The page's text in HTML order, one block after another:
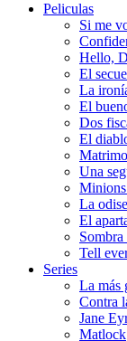
Peliculas
Si me
Hello,
El
La
El
Dos
El
Una
La
El
Sombra
Tell
Series
La más
Contra
Jane
Matlock